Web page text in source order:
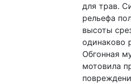
для трав.
рельефа
высоты
одинаково
Обгонная
мотовила